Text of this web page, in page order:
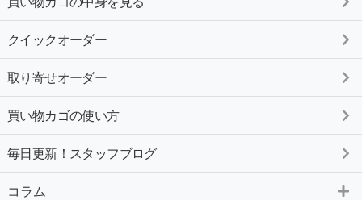
クイックオーダー
取り寄せオーダー
買い物カゴの使い方
毎日更新！スタッフブログ
コラム